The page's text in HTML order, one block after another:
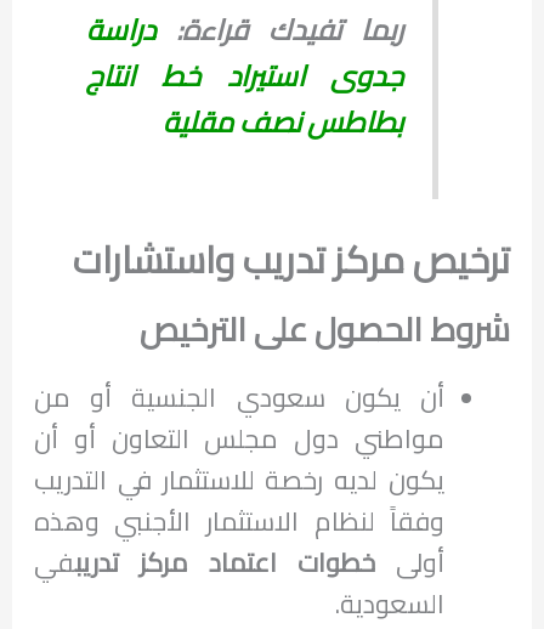
ربما تفيدك قراءة:دراسة
جدوى استيراد خط انتاج
بطاطس نصف مقلية
ترخيص مركز تدريب واستشارات
شروط الحصول على الترخيص
أن يكون سعودي الجنسية أو من
مواطني دول مجلس التعاون أو أن
يكون لديه رخصة للاستثمار في التدريب
وفقاً لنظام الاستثمار الأجنبي وهذه
أولى خطوات اعتماد مركز تدريبفي
السعودية.